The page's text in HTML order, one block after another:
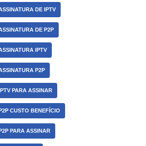
DE IPTV
DE P2P
IPTV
P2P
PARA ASSINAR
CUSTO BENEFÍCIO
PARA ASSINAR